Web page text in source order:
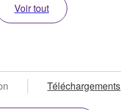
Voir tout
Téléchargements